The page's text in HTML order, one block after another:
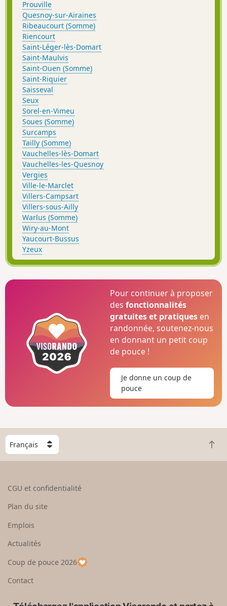
Prouville
Quesnoy-sur-Airaines
Ribeaucourt (Somme)
Riencourt
Saint-Léger-lès-Domart
Saint-Maulvis
Saint-Ouen (Somme)
Saint-Riquier
Saisseval
Seux
Sorel-en-Vimeu
Soues (Somme)
Surcamps
Tailly (Somme)
Vauchelles-lès-Domart
Vauchelles-les-Quesnoy
Vergies
Ville-le-Marclet
Villers-Campsart
Villers-sous-Ailly
Warlus (Somme)
Wiry-au-Mont
Yaucourt-Bussus
Yzeux
Pour continuer à proposer
desfonctionnalités
gratuites et pratiques en
randonnée, soutenez-nous
en donnant un petit coup
de pouce !
Je donne un coup de
pouce
C
h
o
e
u
p
a
R
e
CGU et confidentialité
Plan du site
Emplois
Actualités
Coup de pouce 2026
Contact